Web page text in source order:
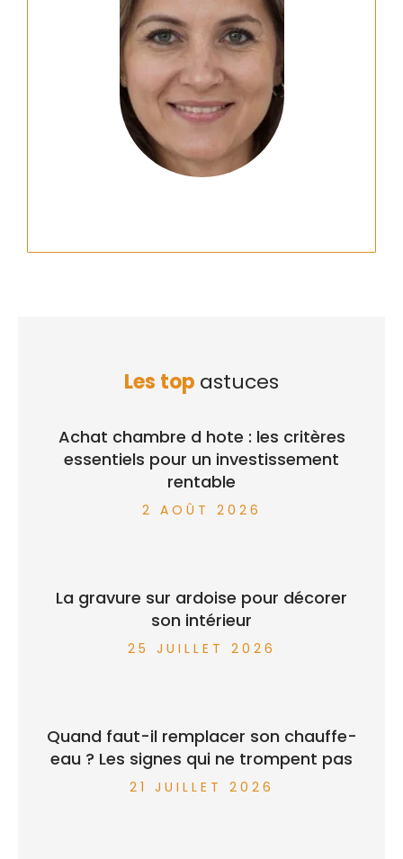
Les top astuces
Achat chambre d hote : les critères
essentiels pour un investissement
rentable
2 AOÛT 2026
La gravure sur ardoise pour décorer
son intérieur
25 JUILLET 2026
Quand faut-il remplacer son chauffe-
eau ? Les signes qui ne trompent pas
21 JUILLET 2026